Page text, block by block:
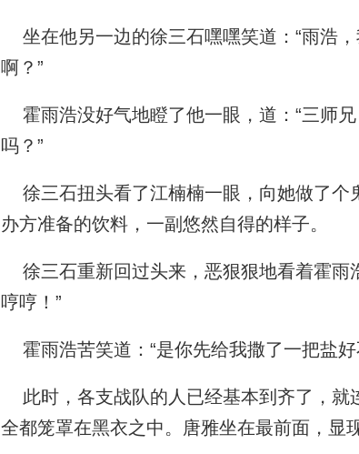
坐在他另一边的徐三石嘿嘿笑道：“雨浩
啊？”
霍雨浩没好气地瞪了他一眼，道：“三师
吗？”
徐三石扭头看了江楠楠一眼，向她做了个
办方准备的饮料，一副悠然自得的样子。
徐三石重新回过头来，恶狠狠地看着霍雨
哼哼！”
霍雨浩苦笑道：“是你先给我撒了一把盐好
此时，各支战队的人已经基本到齐了，就
全都笼罩在黑衣之中。唐雅坐在最前面，显